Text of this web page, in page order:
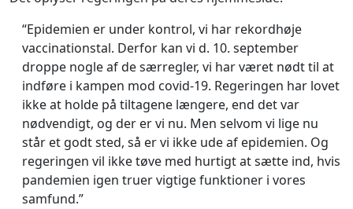
“Epidemien er under kontrol, vi har rekordhøje
vaccinationstal. Derfor kan vi d. 10. september
droppe nogle af de særregler, vi har været nødt til at
indføre i kampen mod covid-19. Regeringen har lovet
ikke at holde på tiltagene længere, end det var
nødvendigt, og der er vi nu. Men selvom vi lige nu
står et godt sted, så er vi ikke ude af epidemien. Og
regeringen vil ikke tøve med hurtigt at sætte ind, hvis
pandemien igen truer vigtige funktioner i vores
samfund.”